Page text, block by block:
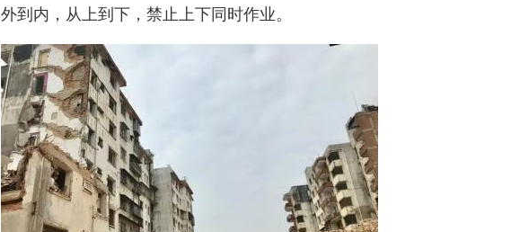
外到内，从上到下，禁止上下同时作业。